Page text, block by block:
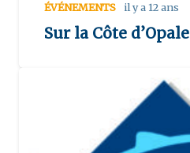
ÉVÉNEMENTS il y a 12 ans
Sur la Côte d’Opale